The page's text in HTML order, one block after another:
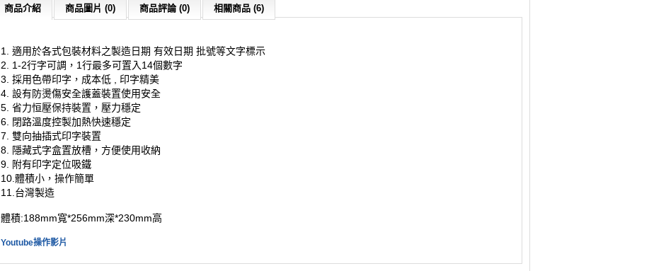
商品介紹 商品圖片 (0) 商品評論 (0) 相關商品 (6)
1. 適用於各式包裝材料之製造日期 有效日期 批號等文字標示
2. 1-2行字可調，1行最多可置入14個數字
3. 採用色帶印字，成本低 , 印字精美
4. 設有防燙傷安全護蓋裝置使用安全
5. 省力恒壓保持裝置，壓力穩定
6. 閉路溫度控製加熱快速穩定
7. 雙向抽插式印字裝置
8. 隱藏式字盒置放槽，方便使用收納
9. 附有印字定位吸鐵
10.體積小，操作簡單
11.台灣製造
體積:188mm寬*256mm深*230mm高
Youtube操作影片